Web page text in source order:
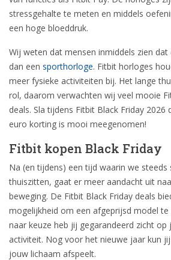
stressgehalte te meten en middels
een hoge bloeddruk.
Wij weten dat mensen inmiddels zien
dan een sporthorloge. Fitbit horloges
meer fysieke activiteiten bij. Het lange
rol, daarom verwachten wij veel mooie
deals. Sla tijdens Fitbit Black Friday 2026
euro korting is mooi meegenomen!
Fitbit kopen Black Friday
Na (en tijdens) een tijd waarin we steeds
thuiszitten, gaat er meer aandacht uit
beweging. De Fitbit Black Friday deals
mogelijkheid om een afgeprijsd model
naar keuze heb jij gegarandeerd zicht op
activiteit. Nog voor het nieuwe jaar kun
jouw lichaam afspeelt.